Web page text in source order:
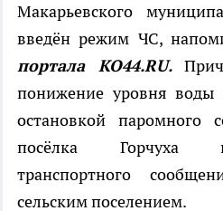
Макарьевского
введён режим ЧС,
портала КО44.RU.
понижение уровня воды
остановкой паромного
посёлка Горчуха
транспортного
сельским поселением.